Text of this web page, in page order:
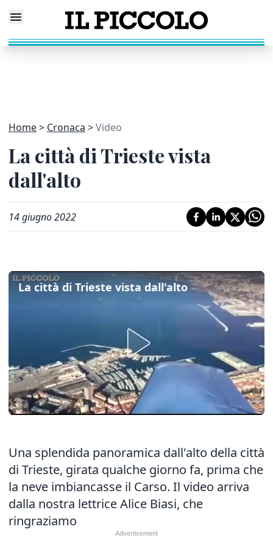
Home Cronaca Video
La città di Trieste vista
dall'alto
14 giugno 2022
La città di Trieste vista dall'alto
Una splendida panoramica dall'alto della città
di Trieste, girata qualche giorno fa, prima che
la neve imbiancasse il Carso. Il video arriva
dalla nostra lettrice Alice Biasi, che
ringraziamo